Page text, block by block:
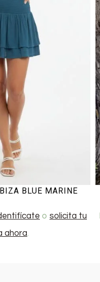
BLUE MARINE
o solicita tu
ahora.